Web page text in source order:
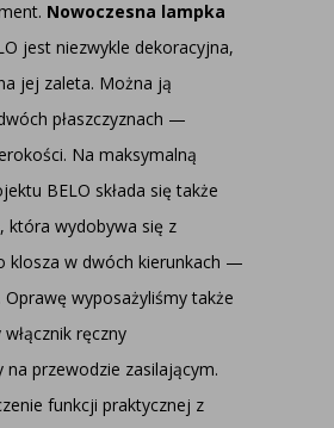
Nowoczesna lampka
jest niezwykle dekoracyjna,
jej zaleta. Można ją
płaszczyznach —
Na maksymalną
BELO składa się także
która wydobywa się z
klosza w dwóch kierunkach —
Oprawę wyposażyliśmy także
ręczny
przewodzie zasilającym.
funkcji praktycznej z